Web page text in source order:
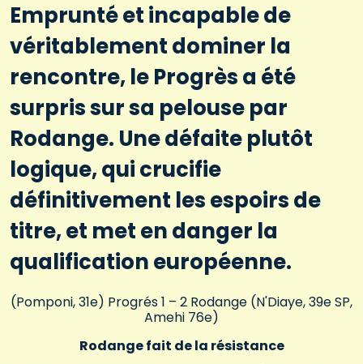
Emprunté et incapable de
véritablement dominer la
rencontre, le Progrès a été
surpris sur sa pelouse par
Rodange. Une défaite plutôt
logique, qui crucifie
définitivement les espoirs de
titre, et met en danger la
qualification européenne.
(Pomponi, 31e) Progrés 1 – 2 Rodange (N'Diaye, 39e SP,
Amehi 76e)
Rodange fait de la résistance